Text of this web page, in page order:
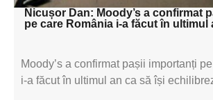
Nicușor Dan: Moody’s a confirmat
pe care România i-a făcut în ultimul
Moody’s a confirmat pașii importanți
i-a făcut în ultimul an ca să își